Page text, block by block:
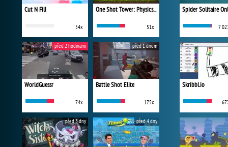
Cut N Fill
54x
One Shot Tower: Physics Destroyer
51x
WorldGuessr
74x
před 2 hodinami
Battle Shot Elite
175x
před 1 dnem
před 3 dny před 4 dny
Spider Solitaire
7
Skribbl.io